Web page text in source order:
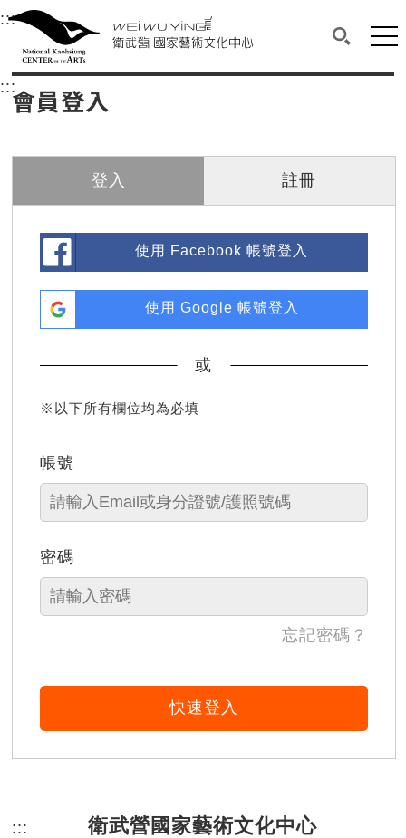
衛武營國家藝術文化中心
中央內容區塊，為本頁主要內容區。
:::選單連結區塊，此區塊列有本網站主要連結。
衛武營國家藝術文化中心
搜尋(開
網
::: 中央內容區塊，為本頁主要內容區。
會員登入
登入 註冊
使用 Facebook 帳號登入
使用 Google 帳號登入
或
※以下所有欄位均為必填
帳號
密碼
忘記密碼？
快速登入
::: 頁尾網站資訊。
衛武營國家藝術文化中心